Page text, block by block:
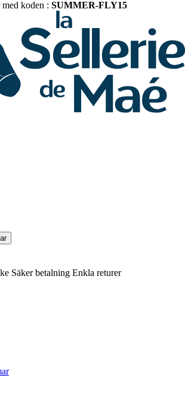
koden : SUMMER-FLY15
Säker betalning Enkla returer